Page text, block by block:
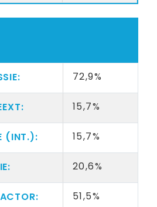
72,9%
15,7%
15,7%
20,6%
51,5%